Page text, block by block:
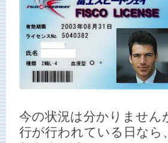
今の状況は分かりません
行が行われている日なら